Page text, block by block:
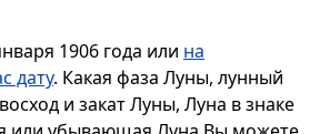
1906 года или на
дату. Какая фаза Луны, лунный
и закат Луны, Луна в знаке